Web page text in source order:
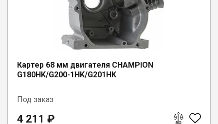
п. Шексна, ул. Труда, д. 18
Картер 68 мм двигателя CHAMPION
G180HK/G200-1HK/G201HK
Под заказ
4 211 ₽